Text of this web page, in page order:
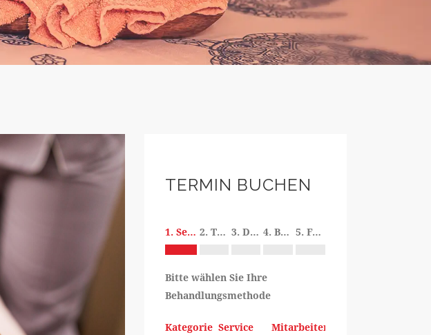
TERMIN BUCHEN
1. Service 2. Termin 3. Details 4. Bezahlung 5. Fertigstellung der Buchung
Bitte wählen Sie Ihre
Behandlungsmethode
Kategorie Service Mitarbeiter